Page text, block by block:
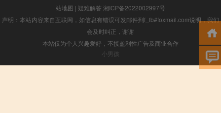
站地图 | 疑难解答 湘ICP备2022002997号
声明：本站内容来自互联网，如信息有错误可发邮件到f_fb#foxmail.com说明，我们
会及时纠正，谢谢
本站仅为个人兴趣爱好，不接盈利性广告及商业合作
小男孩